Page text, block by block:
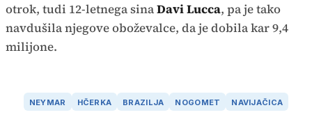
otrok, tudi 12-letnega sinaDavi Lucca, pa je tako
navdušila njegove oboževalce, da je dobila kar 9,4
milijone.
NEYMAR HČERKA BRAZILJA NOGOMET NAVIJAČICA